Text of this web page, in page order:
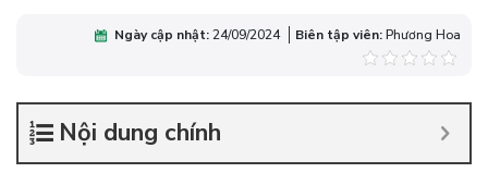
Ngày cập nhật:24/09/2024 Biên tập viên:Phương Hoa
Nội dung chính